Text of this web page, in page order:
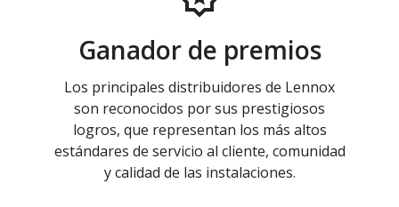
Ganador de premios
Los principales distribuidores de Lennox
son reconocidos por sus prestigiosos
logros, que representan los más altos
estándares de servicio al cliente, comunidad
y calidad de las instalaciones.